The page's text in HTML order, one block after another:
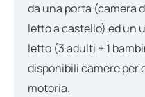
da una porta (camera
letto a castello) ed un
letto (3 adulti + 1
disponibili camere per
motoria.